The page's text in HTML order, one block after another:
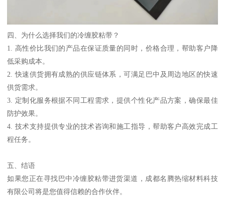
四、为什么选择我们的冷缠胶粘带？
1. 高性价比我们的产品在保证质量的同时，价格合理，帮助客户降
低采购成本。
2. 快速供货拥有成熟的供应链体系，可满足巴中及周边地区的快速
供货需求。
3. 定制化服务根据不同工程需求，提供个性化产品方案，确保最佳
防护效果。
4. 技术支持提供专业的技术咨询和施工指导，帮助客户高效完成工
程任务。
五、结语
如果您正在寻找巴中冷缠胶粘带进货渠道，成都名腾热缩材料科技
有限公司将是您值得信赖的合作伙伴。